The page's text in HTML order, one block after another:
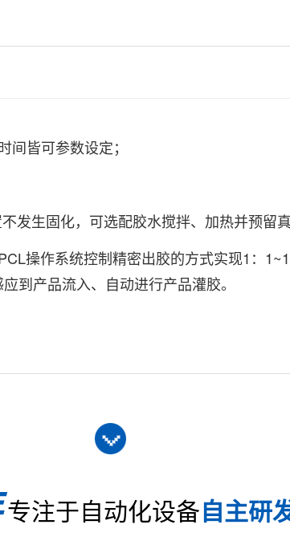
皆可参数设定；
生固化，可选配胶水搅拌、加热并预留真
操作系统控制精密出胶的方式实现1：
到产品流入、自动进行产品灌胶。
；Z：&le;300mm/s
专注于自动化设备自主研